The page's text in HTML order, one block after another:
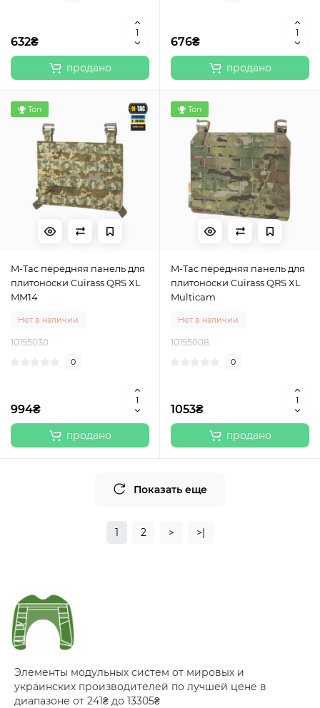
632₴
продано
676₴
продано
Топ
M-Tac передняя панель для
плитоноски Cuirass QRS XL
MM14
Нет в наличии
10195030
0
994₴
продано
Топ
M-Tac передняя панель для
плитоноски Cuirass QRS XL
Multicam
Нет в наличии
10195008
0
1053₴
продано
Показать еще
1 2 > >|
Элементы модульных систем от мировых и
украинских производителей по лучшей цене в
диапазоне от 241₴ до 13305₴